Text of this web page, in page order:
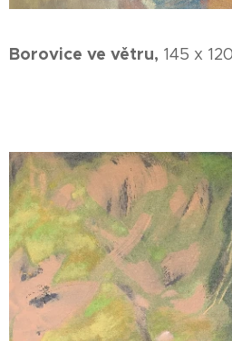
Borovice ve větru, 145 x